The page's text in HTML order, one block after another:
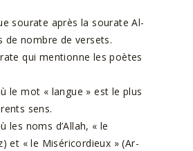
sourate après la sourate Al-
de nombre de versets.
qui mentionne les poètes
le mot « langue » est le plus
sens.
les noms d’Allah, « le
et « le Miséricordieux » (Ar-